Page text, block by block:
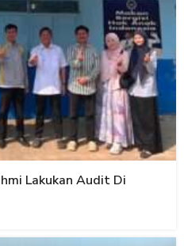
Lakukan Audit Di